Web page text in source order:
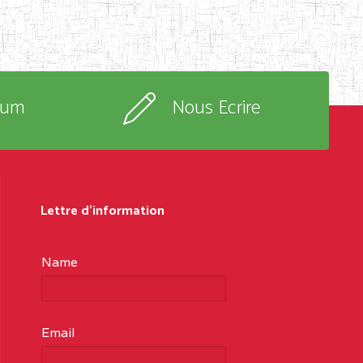
Nous Ecrire
Lettre d'information
Name
Email